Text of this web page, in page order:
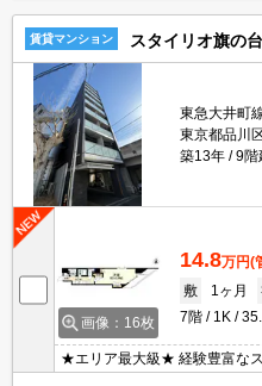
賃貸マンション スタイリオ旗の
東急大井町
東京都品川
築13年
9階
画像：16枚
14.8万円(
敷
1ヶ月
7階
1K
★エリア最大級★ 経験豊富な